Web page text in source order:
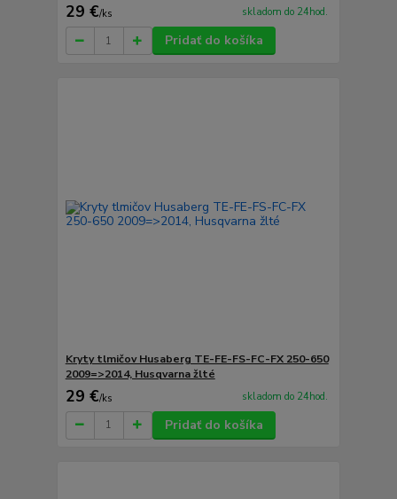
29 €/ks skladom do 24hod.
Pridať do košíka
Kryty tlmičov Husaberg TE-FE-FS-FC-FX 250-650
2009=>2014, Husqvarna žlté
29 €/ks skladom do 24hod.
Pridať do košíka